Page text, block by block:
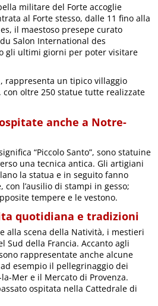
militare del Forte accoglie
al Forte stesso, dalle 11 fino alla
il maestoso presepe curato
Salon International des
gli ultimi giorni per poter visitare
rappresenta un tipico villaggio
con oltre 250 statue tutte realizzate
anche a Notre-
“Piccolo Santo”, sono statuine
una tecnica antica. Gli artigiani
la statua e in seguito fanno
con l’ausilio di stampi in gesso;
tempere e le vestono.
quotidiana e tradizioni
alla scena della Natività, i mestieri
Sud della Francia. Accanto agli
rappresentate anche alcune
esempio il pellegrinaggio dei
Mer e il Mercato di Provenza.
ospitata nella Cattedrale di